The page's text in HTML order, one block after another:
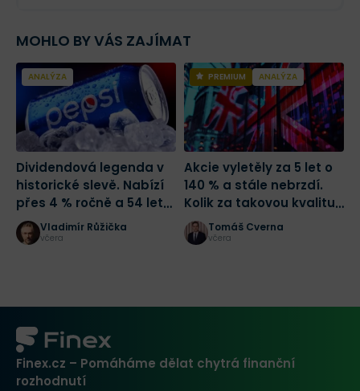
MOHLO BY VÁS ZAJÍMAT
ANALÝZA
Dividendová legenda v
historické slevě. Nabízí
přes 4 % ročně a 54 let
růstu dividendy
Vladimír Růžička
včera
PREMIUM ANALÝZA
Akcie vyletěly za 5 let o
140 % a stále nebrzdí.
Kolik za takovou kvalitu
zaplatit?
Tomáš Cverna
včera
Finex.cz – Pomáháme dělat chytrá finanční
rozhodnutí